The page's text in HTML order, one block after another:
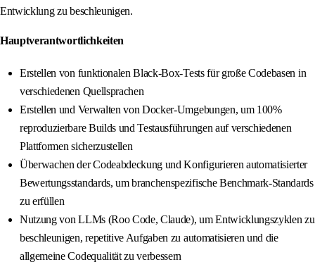
Entwicklung zu beschleunigen.
Hauptverantwortlichkeiten
Erstellen von funktionalen Black-Box-Tests für große Codebasen in
verschiedenen Quellsprachen
Erstellen und Verwalten von Docker-Umgebungen, um 100%
reproduzierbare Builds und Testausführungen auf verschiedenen
Plattformen sicherzustellen
Überwachen der Codeabdeckung und Konfigurieren automatisierter
Bewertungsstandards, um branchenspezifische Benchmark-Standards
zu erfüllen
Nutzung von LLMs (Roo Code, Claude), um Entwicklungszyklen zu
beschleunigen, repetitive Aufgaben zu automatisieren und die
allgemeine Codequalität zu verbessern